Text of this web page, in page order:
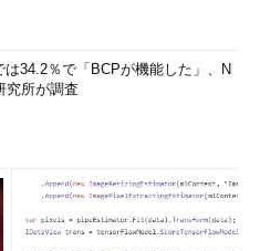
は34.2％で「BCPが機能した」、N
究所が調査